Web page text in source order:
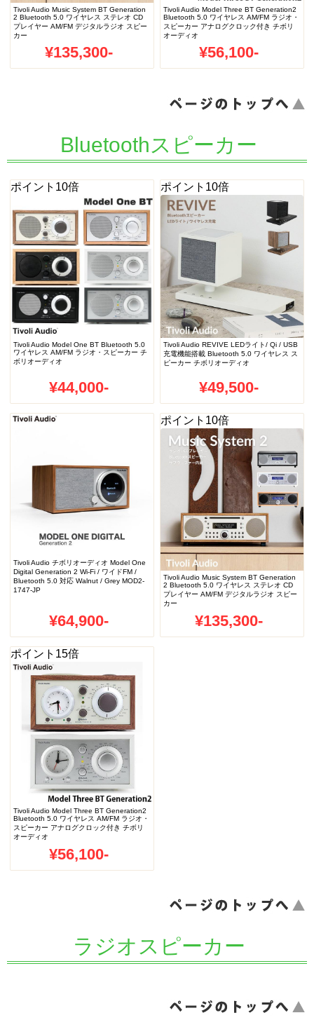
Tivoli Audio Music System BT Generation
2 Bluetooth 5.0 ワイヤレス ステレオ CD
プレイヤー AM/FM デジタルラジオ スピー
カー
¥135,300-
Tivoli Audio Model Three BT Generation2
Bluetooth 5.0 ワイヤレス AM/FM ラジオ・
スピーカー アナログクロック付き チボリ
オーディオ
¥56,100-
ページのトップへ
Bluetoothスピーカー
ポイント10倍
Tivoli Audio Model One BT Bluetooth 5.0
ワイヤレス AM/FM ラジオ・スピーカー チ
ボリオーディオ
¥44,000-
ポイント10倍
Tivoli Audio REVIVE LEDライト/ Qi / USB
充電機能搭載 Bluetooth 5.0 ワイヤレス ス
ピーカー チボリオーディオ
¥49,500-
Tivoli Audio チボリオーディオ Model One
Digital Generation 2 Wi-Fi / ワイドFM /
Bluetooth 5.0 対応 Walnut / Grey MOD2-
1747-JP
¥64,900-
ポイント10倍
Tivoli Audio Music System BT Generation
2 Bluetooth 5.0 ワイヤレス ステレオ CD
プレイヤー AM/FM デジタルラジオ スピー
カー
¥135,300-
ポイント15倍
Tivoli Audio Model Three BT Generation2
Bluetooth 5.0 ワイヤレス AM/FM ラジオ・
スピーカー アナログクロック付き チボリ
オーディオ
¥56,100-
ページのトップへ
ラジオスピーカー